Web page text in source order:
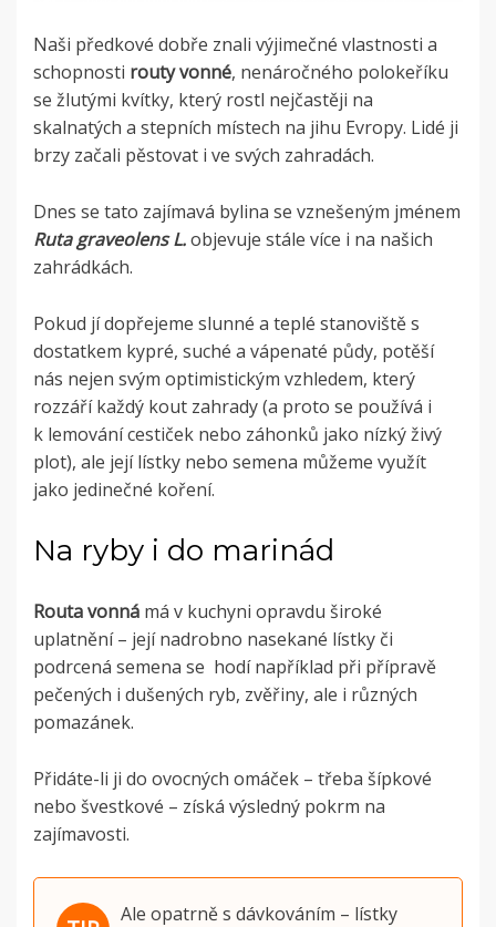
Naši předkové dobře znali výjimečné vlastnosti a
schopnosti routy vonné, nenáročného polokeříku
se žlutými kvítky, který rostl nejčastěji na
skalnatých a stepních místech na jihu Evropy. Lidé ji
brzy začali pěstovat i ve svých zahradách.
Dnes se tato zajímavá bylina se vznešeným jménem
Ruta graveolens L.objevuje stále více i na našich
zahrádkách.
Pokud jí dopřejeme slunné a teplé stanoviště s
dostatkem kypré, suché a vápenaté půdy, potěší
nás nejen svým optimistickým vzhledem, který
rozzáří každý kout zahrady (a proto se používá i
k lemování cestiček nebo záhonků jako nízký živý
plot), ale její lístky nebo semena můžeme využít
jako jedinečné koření.
Na ryby i do marinád
Routa vonná má v kuchyni opravdu široké
uplatnění – její nadrobno nasekané lístky či
podrcená semena se hodí například při přípravě
pečených i dušených ryb, zvěřiny, ale i různých
pomazánek.
Přidáte-li ji do ovocných omáček – třeba šípkové
nebo švestkové – získá výsledný pokrm na
zajímavosti.
Ale opatrně s dávkováním – lístky